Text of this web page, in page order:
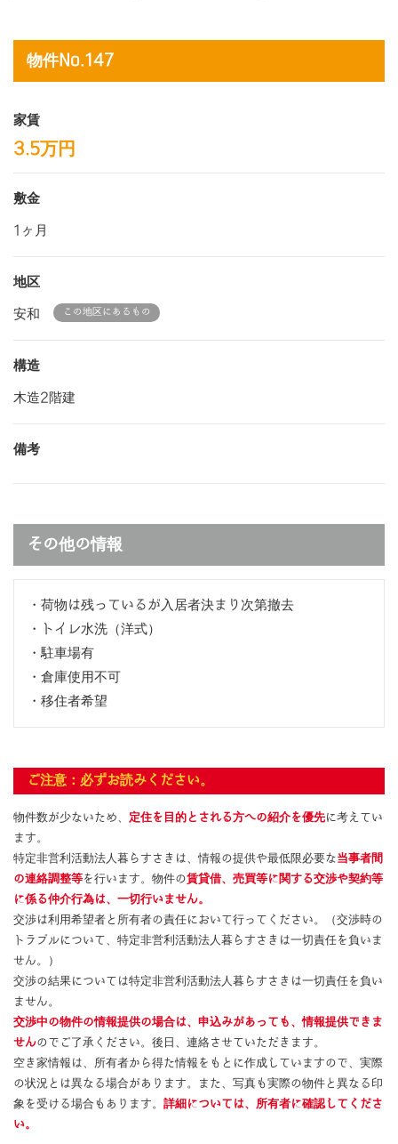
物件No.147
家賃
3.5万円
敷金
1ヶ月
地区
安和 この地区にあるもの
構造
木造2階建
備考
その他の情報
・荷物は残っているが入居者決まり次第撤去
・トイレ水洗（洋式）
・駐車場有
・倉庫使用不可
・移住者希望
ご注意：必ずお読みください。
物件数が少ないため、 定住を目的とされる方への紹介を優先に考えてい
ます。
特定非営利活動法人暮らすさきは、情報の提供や最低限必要な当事者間
の連絡調整等を行います。物件の賃貸借、売買等に関する交渉や契約等
に係る仲介行為は、一切行いません。
交渉は利用希望者と所有者の責任において行ってください。（交渉時の
トラブルについて、特定非営利活動法人暮らすさきは一切責任を負いま
せん。）
交渉の結果については特定非営利活動法人暮らすさきは一切責任を負い
ません。
交渉中の物件の情報提供の場合は、申込みがあっても、情報提供できま
せんのでご了承ください。後日、連絡させていただきます。
空き家情報は、所有者から得た情報をもとに作成していますので、実際
の状況とは異なる場合があります。また、写真も実際の物件と異なる印
象を受ける場合もあります。 詳細については、所有者に確認してくださ
い。